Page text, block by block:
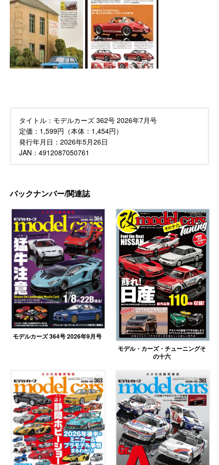
タイトル： モデルカーズ 362号 2026年7月号
定価： 1,599円（本体：1,454円）
発行年月日： 2026年5月26日
JAN：4912087050761
バックナンバー/関連誌
モデルカーズ 364号 2026年9月号
モデル・カーズ・チューニングそ
の十六